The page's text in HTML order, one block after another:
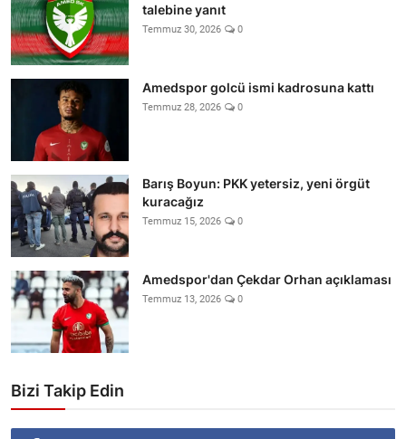
talebine yanıt
Temmuz 30, 2026 0
Amedspor golcü ismi kadrosuna kattı
Temmuz 28, 2026 0
Barış Boyun: PKK yetersiz, yeni örgüt
kuracağız
Temmuz 15, 2026 0
Amedspor'dan Çekdar Orhan açıklaması
Temmuz 13, 2026 0
Bizi Takip Edin